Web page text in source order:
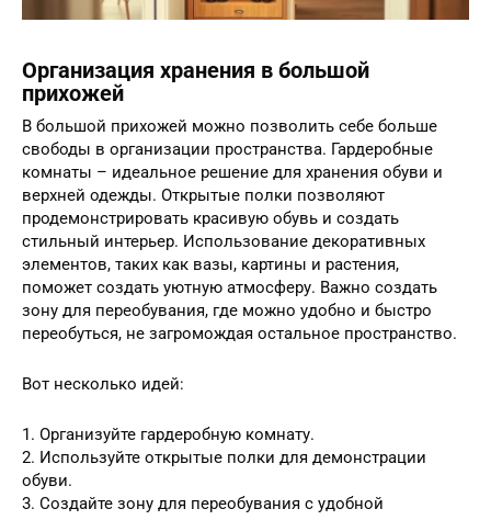
Организация хранения в большой
прихожей
В большой прихожей можно позволить себе больше
свободы в организации пространства. Гардеробные
комнаты – идеальное решение для хранения обуви и
верхней одежды. Открытые полки позволяют
продемонстрировать красивую обувь и создать
стильный интерьер. Использование декоративных
элементов, таких как вазы, картины и растения,
поможет создать уютную атмосферу. Важно создать
зону для переобувания, где можно удобно и быстро
переобуться, не загромождая остальное пространство.
Вот несколько идей:
1. Организуйте гардеробную комнату.
2. Используйте открытые полки для демонстрации
обуви.
3. Создайте зону для переобувания с удобной